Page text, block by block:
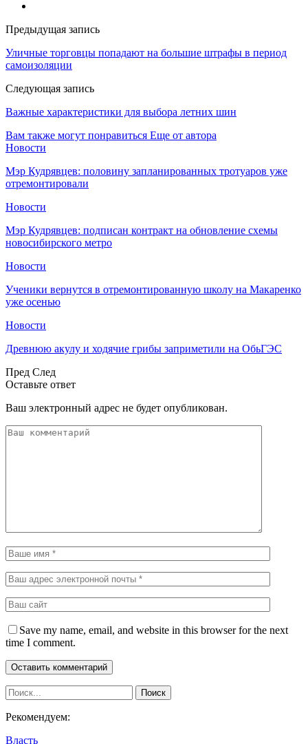
Предыдущая запись
Уличные торговцы попадают на большие штрафы в период
самоизоляции
Следующая запись
Важные характеристики для выбора летних шин
Вам также могут понравиться Еще от автора
Новости
Мэр Кудрявцев: половину запланированных тротуаров уже
отремонтировали
Новости
Мэр Кудрявцев: подписан контракт на обновление схемы
новосибирского метро
Новости
Ученики вернутся в отремонтированную школу на Макаренко
уже осенью
Новости
Древнюю акулу и ходячие грибы заприметили на ОбьГЭС
Пред След
Оставьте ответ
Ваш электронный адрес не будет опубликован.
Save my name, email, and website in this browser for the next
time I comment.
Рекомендуем:
Власть